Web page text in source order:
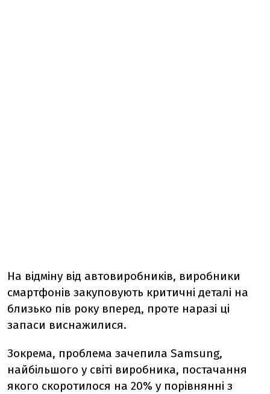
На відміну від автовиробників, виробники
смартфонів закуповують критичні деталі на
близько пів року вперед, проте наразі ці
запаси виснажилися.
Зокрема, проблема зачепила Samsung,
найбільшого у світі виробника, постачання
якого скоротилося на 20% у порівнянні з